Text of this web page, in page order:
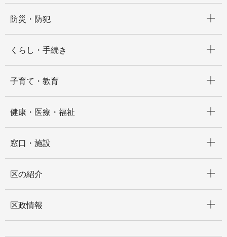
防災・防犯
くらし・手続き
子育て・教育
健康・医療・福祉
窓口・施設
区の紹介
区政情報